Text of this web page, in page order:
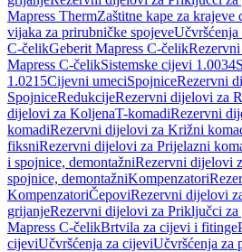
Mapress ThermZaštitne kape za krajeve
vijaka za prirubničke spojeveUčvršćenja
C-čelikGeberit Mapress C-čelik
Mapress C-čelikSistemske cijevi 1.0034
1.0215Cijevni umeciSpojniceRezervni
SpojniceRedukcijeRezervni dijelovi za
dijelovi za KoljenaT-komadiRezervni
komadiRezervni dijelovi za Križni
fiksniRezervni dijelovi za Prijelazni
i spojnice, demontažniRezervni dijelovi
spojnice, demontažniKompenzatori
KompenzatoriČepoviRezervni dijelovi
grijanjeRezervni dijelovi za Priključci za
Mapress C-čelikBrtvila za cijevi i fitinge
cijeviUčvršćenja za cijeviUčvršćenja za